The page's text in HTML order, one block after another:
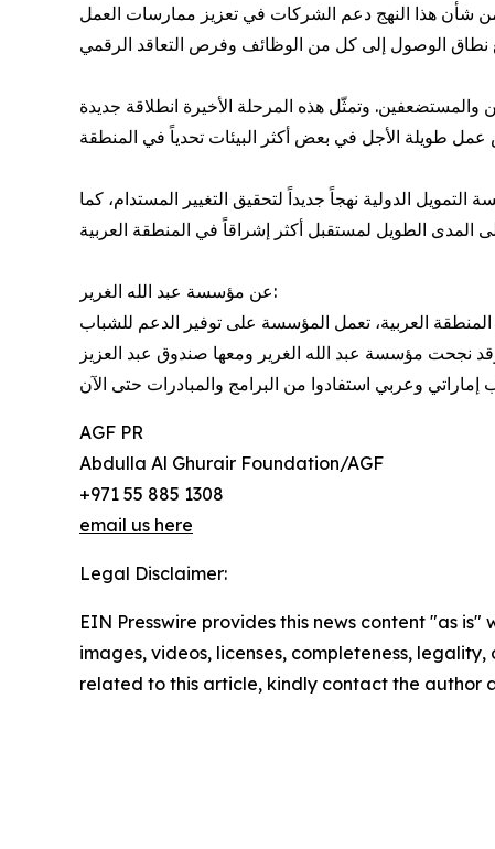
شأن هذا النهج دعم الشركات في تعزيز ممارسات العمل
والتوظيف للشباب المحرومين والمستضعفين. وتمثّل هذه المرحلة الأخيرة انطلاقة جديدة
الدولية نهجاً جديداً لتحقيق التغيير المستدام، كما
عن مؤسسة عبد الله الغرير:
القطاع الخاص في المنطقة العربية، تعمل المؤسسة على توفير الدعم للشباب
نجحت مؤسسة عبد الله الغرير ومعها صندوق عبد العزيز
AGF PR
Abdulla Al Ghurair Foundation/AGF
+971 55 885 1308
email us here
Legal Disclaimer:
EIN Presswire provides this news content "as
images, videos, licenses, completeness,
related to this article, kindly contact the author